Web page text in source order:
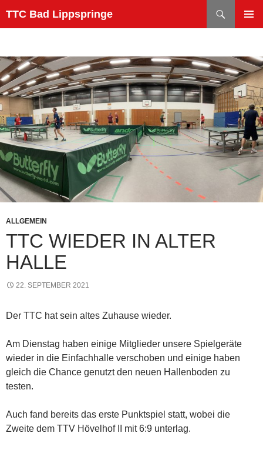
Inhalt
TTC Bad Lippspringe
ALLGEMEIN
TTC WIEDER IN ALTER
HALLE
22. SEPTEMBER 2021
Der TTC hat sein altes Zuhause wieder.
Am Dienstag haben einige Mitglieder unsere Spielgeräte
wieder in die Einfachhalle verschoben und einige haben
gleich die Chance genutzt den neuen Hallenboden zu
testen.
Auch fand bereits das erste Punktspiel statt, wobei die
Zweite dem TTV Hövelhof II mit 6:9 unterlag.